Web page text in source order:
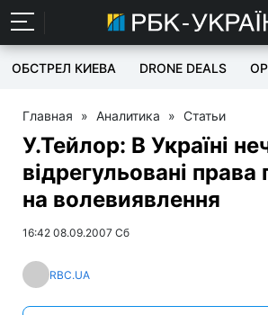
ОБСТРЕЛ КИЕВА DRONE DEALS
Главная » Аналитика » Статьи
У.Тейлор: В Україні
відрегульовані
на волевиявлення
16:42 08.09.2007 Сб
RBC.UA